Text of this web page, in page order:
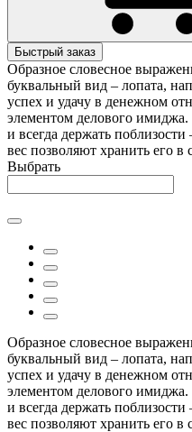
Быстрый заказ
Образное словесное
буквальный вид – лопата,
успех и удачу в денежном
элементом делового
и всегда держать
вес позволяют хранить его
Выбрать
Образное словесное
буквальный вид – лопата,
успех и удачу в денежном
элементом делового
и всегда держать
вес позволяют хранить его